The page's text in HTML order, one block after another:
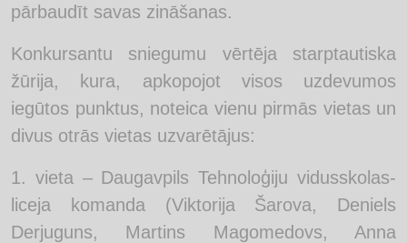
pārbaudīt savas zināšanas.
Konkursantu sniegumu vērtēja starptautiska
žūrija, kura, apkopojot visos uzdevumos
iegūtos punktus, noteica vienu pirmās vietas un
divus otrās vietas uzvarētājus:
1. vieta – Daugavpils Tehnoloģiju vidusskolas-
liceja komanda (Viktorija Šarova, Deniels
Derjuguns, Martins Magomedovs, Anna